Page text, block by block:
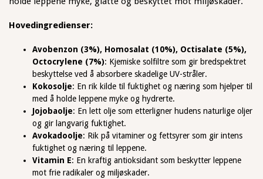
Hovedingredienser:
Avobenzon (3%), Homosalat (10%), Octisalate (5%),
Octocrylene (7%): Kjemiske solfiltre som gir bredspektret
beskyttelse ved å absorbere skadelige UV-stråler.
Kokosolje: En rik kilde til fuktighet og næring som hjelper til
med å holde leppene myke og hydrerte.
Jojobaolje: En lett olje som etterligner hudens naturlige oljer
og gir langvarig fuktighet.
Avokadoolje: Rik på vitaminer og fettsyrer som gir intens
fuktighet og næring til leppene.
Vitamin E: En kraftig antioksidant som beskytter leppene
mot frie radikaler og miljøskader.